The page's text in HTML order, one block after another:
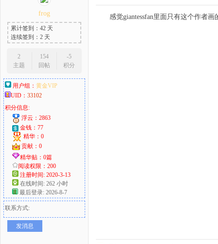
frog
累计签到：42 天
连续签到：2 天
2
主题
154
回帖
-5
积分
用户组： 黄金VIP
UID： 33102
积分信息:
浮云：2863
金钱：77
精华：0
贡献：0
精华贴：0篇
阅读权限：200
注册时间: 2020-3-13
在线时间: 262 小时
最后登录: 2026-8-7
联系方式:
发消息
感觉giantessfan里面只有这个作者画